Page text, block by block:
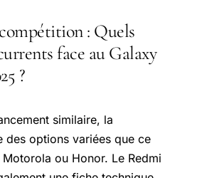
: Quels
face au Galaxy
?
similaire, la
des options variées que ce
ou Honor. Le Redmi